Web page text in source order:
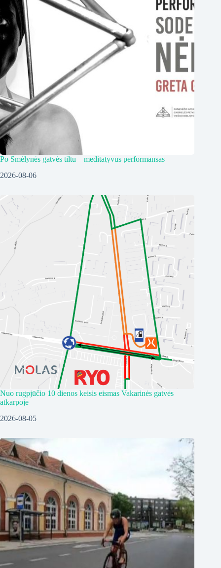
Po Smėlynės gatvės tiltu – meditatyvus performansas
2026-08-06
Nuo rugpjūčio 10 dienos keisis eismas Vakarinės gatvės
atkarpoje
2026-08-05